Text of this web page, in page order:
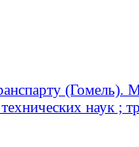
(Гомель).
наук ;